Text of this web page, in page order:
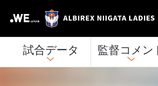
試合データ 監督コメン